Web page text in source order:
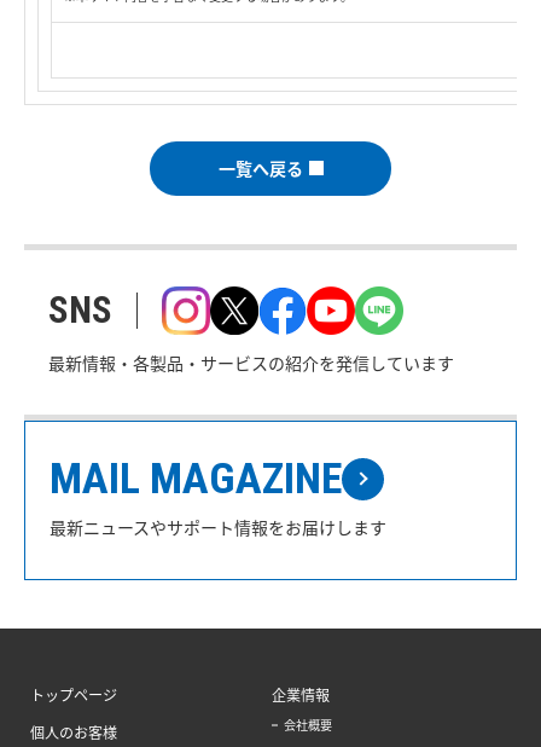
一覧へ戻る
SNS
最新情報・各製品・サービスの紹介を発信しています
MAIL MAGAZINE
最新ニュースやサポート情報をお届けします
トップページ
個人のお客様
企業情報
会社概要